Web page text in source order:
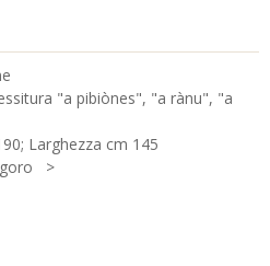
"a pibiònes", "a rànu", "a
Larghezza cm 145